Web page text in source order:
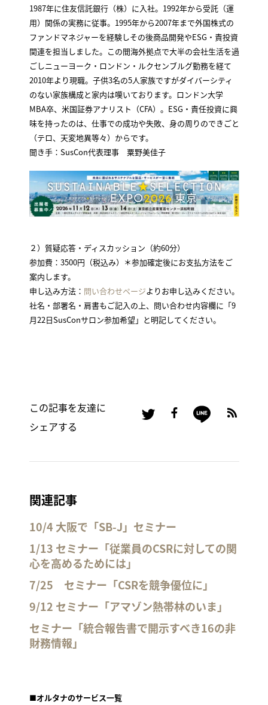
1987年に住友信託銀行（株）に入社。1992年から受託（運
用）関係の実務に従事。1995年から2007年まで外国株式の
ファンドマネジャーを経験しその後商品開発やESG・責投資
関連を担当しました。この間海外拠点で大半の会社生活を過
ごしニューヨーク・ロンドン・ルクセンブルグ勤務を経て
2010年より現職。子供3名の5人家族ですがダイバーシティ
のない家族構成と家内は嘆いております。ロンドン大学
MBA卒、米国証券アナリスト（CFA）。ESG・責任投資に興
味を持ったのは、仕事での成功や失敗、身の周りのできごと
（テロ、天変地異等々）からです。
聞き手：SusCon代表理事 粟野美佳子
２）質疑応答・ディスカッション（約60分）
参加費：3500円（税込み）＊参加確定後にお支払方法をご
案内します。
申し込み方法： 問い合わせページよりお申し込みください。
社名・部署名・肩書もご記入の上、問い合わせ内容欄に「9
月22日SusConサロン参加希望」と明記してください。
この記事を友達に
シェアする
関連記事
10/4 大阪で「SB-J」セミナー
1/13 セミナー「従業員のCSRに対しての関
心を高めるためには」
7/25 セミナー「CSRを競争優位に」
9/12 セミナー「アマゾン熱帯林のいま」
セミナー「統合報告書で開示すべき16の非
財務情報」
■オルタナのサービス一覧